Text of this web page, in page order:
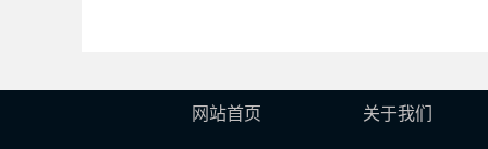
网站首页 关于我们